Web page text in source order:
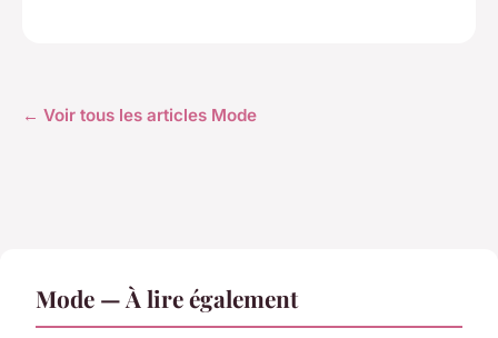
← Voir tous les articles Mode
Mode — À lire également